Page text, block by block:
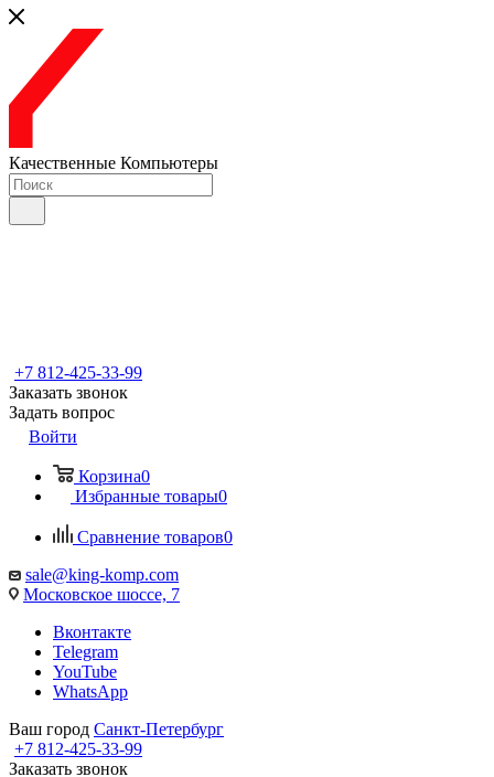
Качественные Компьютеры
+7 812-425-33-99
Заказать звонок
Задать вопрос
Войти
Корзина0
Избранные товары0
Сравнение товаров0
sale@king-komp.com
Московское шоссе, 7
Вконтакте
Telegram
YouTube
WhatsApp
Ваш город Санкт-Петербург
+7 812-425-33-99
Заказать звонок